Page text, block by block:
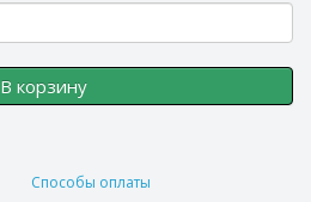
В корзину
Способы оплаты